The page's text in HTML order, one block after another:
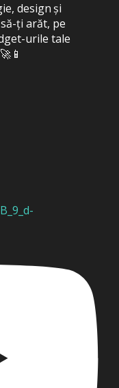
design și
ți arăt, pe
urile tale